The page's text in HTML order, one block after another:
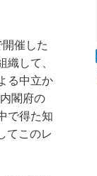
催した
して、
る中立か
閣府の
で得た知
てこのレ